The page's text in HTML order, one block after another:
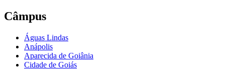
Câmpus
Águas Lindas
Anápolis
Aparecida de Goiânia
Cidade de Goiás